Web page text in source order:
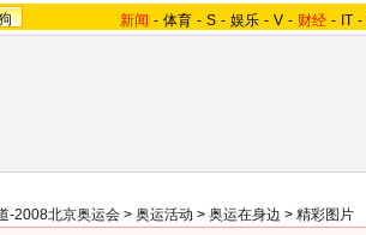
新闻 - 体育 - S - 娱乐 - V - 财经 - IT -
-2008北京奥运会 > 奥运活动 > 奥运在身边 > 精彩图片